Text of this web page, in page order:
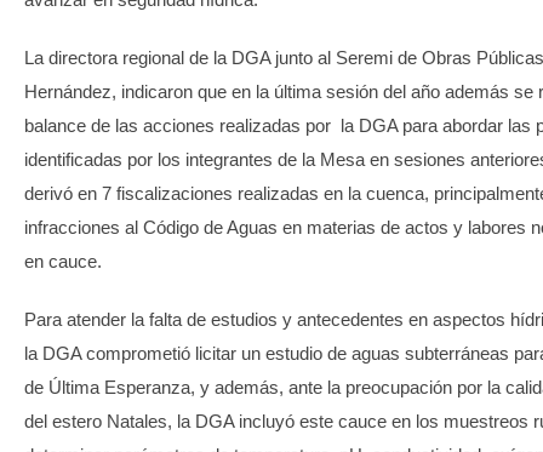
La directora regional de la DGA junto al Seremi de Obras
Hernández, indicaron que en la última sesión del año además se
balance de las acciones realizadas por la DGA para abordar las
identificadas por los integrantes de la Mesa en sesiones
derivó en 7 fiscalizaciones realizadas en la cuenca,
infracciones al Código de Aguas en materias de actos y labores
en cauce.
Para atender la falta de estudios y antecedentes en aspectos
la DGA comprometió licitar un estudio de aguas subterráneas
de Última Esperanza, y además, ante la preocupación por la
del estero Natales, la DGA incluyó este cauce en los muestreos